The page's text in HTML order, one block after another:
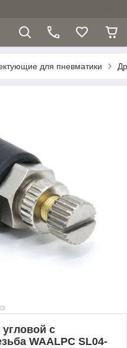
для пневматики
с
WAALPC SL04-